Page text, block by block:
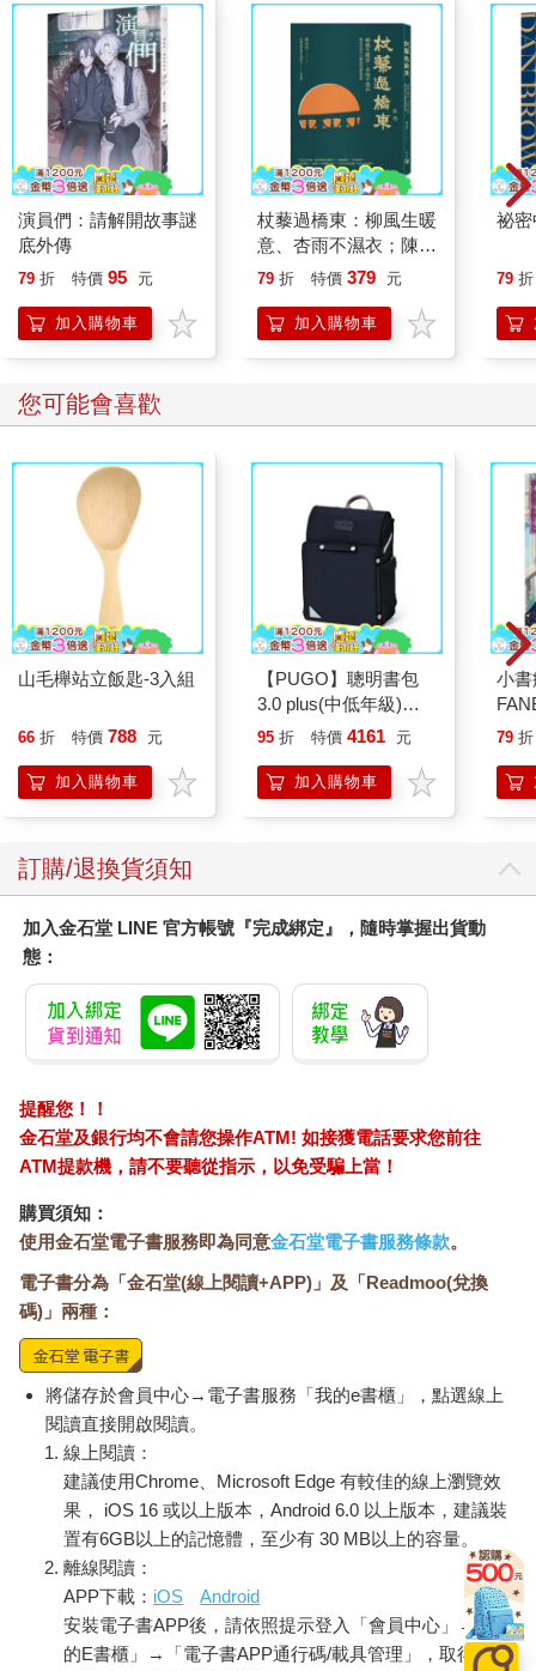
演員們：請解開故事謎
底外傳
79 折 特價 95 元
加入購物車
杖藜過橋東：柳風生暖
意、杏雨不濕衣；陳亮
恭談以心轉境的適齡漫
79 折 特價 379 元
加入購物車
祕
79 折
您可能會喜歡
山毛櫸站立飯匙-3入組
66 折 特價 788 元
加入購物車
【PUGO】聰明書包
3.0 plus(中低年級)酷
黑 全新進化玩美上市
95 折 特價 4161 元
加入購物車
小
成
79 折
訂購/退換貨須知
加入金石堂 LINE 官方帳號『完成綁定』，隨時掌握出貨動
態：
提醒您！！
金石堂及銀行均不會請您操作ATM! 如接獲電話要求您前往
ATM提款機，請不要聽從指示，以免受騙上當！
購買須知：
使用金石堂電子書服務即為同意金石堂電子書服務條款。
電子書分為「金石堂(線上閱讀+APP)」及「Readmoo(兌換
碼)」兩種：
將儲存於會員中心→電子書服務「我的e書櫃」，點選線上
閱讀直接開啟閱讀。
線上閱讀：
建議使用Chrome、Microsoft Edge 有較佳的線上瀏覽效
果， iOS 16 或以上版本，Android 6.0 以上版本，建議裝
置有6GB以上的記憶體，至少有 30 MB以上的容量。
離線閱讀：
APP下載： iOS
Android
安裝電子書APP後，請依照提示登入「會員中心」→「我
的E書櫃」→「電子書APP通行碼/載具管理」，取得通行